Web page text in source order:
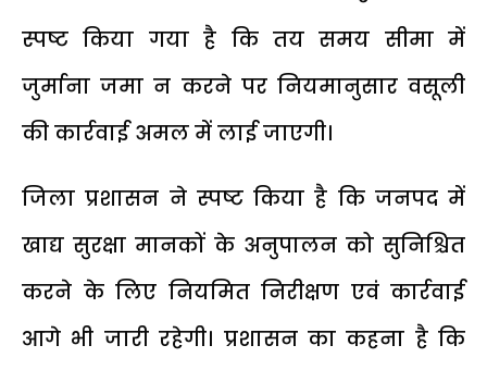
स्पष्ट किया गया है कि तय समय सीमा में
जुर्माना जमा न करने पर नियमानुसार वसूली
की कार्रवाई अमल में लाई जाएगी।
जिला प्रशासन ने स्पष्ट किया है कि जनपद में
खाद्य सुरक्षा मानकों के अनुपालन को सुनिश्चित
करने के लिए नियमित निरीक्षण एवं कार्रवाई
आगे भी जारी रहेगी। प्रशासन का कहना है कि